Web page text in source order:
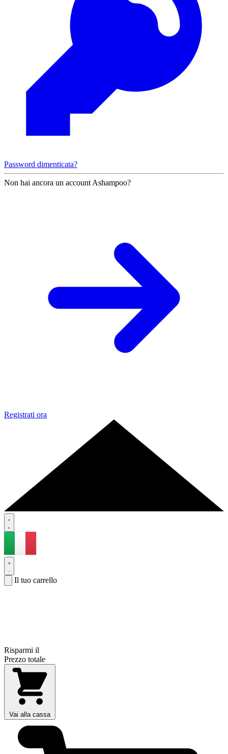
Password dimenticata?
Non hai ancora un account Ashampoo?
Registrati ora
Il tuo carrello
Risparmi il
Prezzo totale
Vai alla cassa